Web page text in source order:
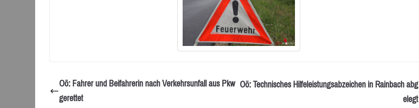
Oö: Fahrer und Beifahrerin nach Verkehrsunfall aus Pkw
gerettet
Oö: Technisches Hilfeleistungsabzeichen in Rainbach abg
elegt